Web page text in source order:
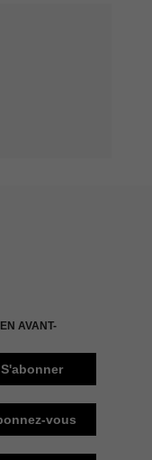
AVANT-
S'abonner
vous